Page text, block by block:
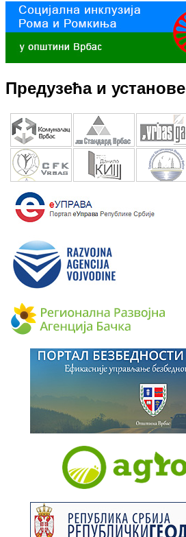
Предузећа и установе